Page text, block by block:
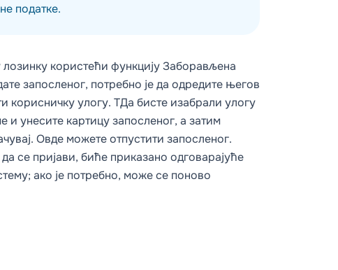
податке.
користећи функцијуЗаборављена
запосленог, потребно је да одредите његов
корисничку улогу. TДа бисте изабрали улогу
и унесите картицу запосленог, а затим
. Овде можетеотпустити запосленог.
се пријави, биће приказано одговарајуће
ако је потребно, може се поново